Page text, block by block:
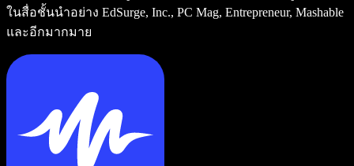
ในสื่อชั้นนำอย่าง EdSurge, Inc., PC Mag, Entrepreneur, Mashable
และอีกมากมาย